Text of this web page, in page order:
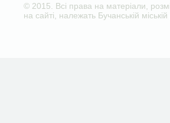
© 2015. Всі права на матеріали,
на сайті, належать Бучанській міській